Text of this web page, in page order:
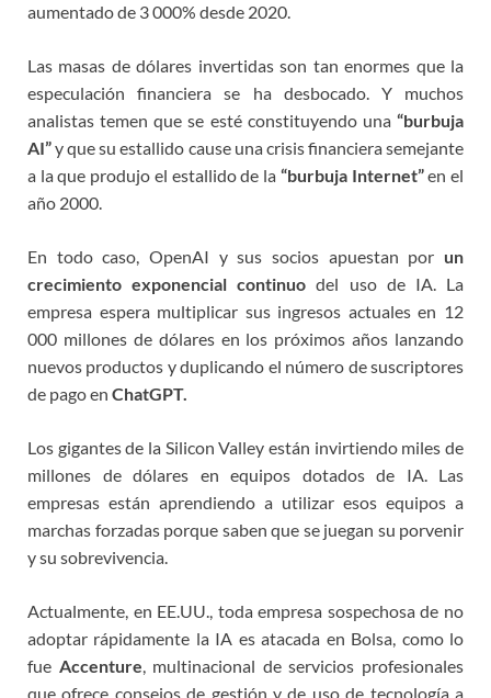
aumentado de 3 000% desde 2020.
Las masas de dólares invertidas son tan enormes que la
especulación financiera se ha desbocado. Y muchos
analistas temen que se esté constituyendo una “burbuja
AI”y que su estallido cause una crisis financiera semejante
a la que produjo el estallido de la “burbuja Internet”en el
año 2000.
En todo caso, OpenAI y sus socios apuestan por un
crecimiento exponencial continuodel uso de IA. La
empresa espera multiplicar sus ingresos actuales en 12
000 millones de dólares en los próximos años lanzando
nuevos productos y duplicando el número de suscriptores
de pago en ChatGPT.
Los gigantes de la Silicon Valley están invirtiendo miles de
millones de dólares en equipos dotados de IA. Las
empresas están aprendiendo a utilizar esos equipos a
marchas forzadas porque saben que se juegan su porvenir
y su sobrevivencia.
Actualmente, en EE.UU., toda empresa sospechosa de no
adoptar rápidamente la IA es atacada en Bolsa, como lo
fue Accenture, multinacional de servicios profesionales
que ofrece consejos de gestión y de uso de tecnología a